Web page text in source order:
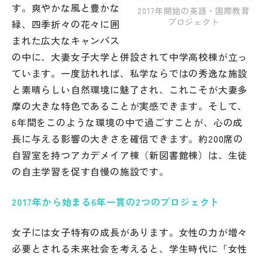
学校HP最新情報
特集
NettyLandかわら版
その他
お問い合わせ
個人情報保護方針
サイトマップ
2017年開始の英語・国際教育
プロジェクト
す。爽やかな風と豊かな
緑、四季折々の花々に囲
まれた広大なキャンパス
の中に、大妻女子大学と併設されて中学高校棟が立っ
ています。一度訪れれば、私学ならではの秀逸な施設
と素晴らしい自然環境に魅了され、これこそが大妻多
摩の大きな特色であることが実感できます。そして、
6年間をこのような環境の中で過ごすことが、心の成
長に与える影響の大きさを確信できます。約200席の
自習室を持つアカデメイア棟（新図書館棟）は、生徒
の自主学習を促す自慢の施設です。
2017年から始まる6年一貫の2つのプロジェクト
女子には女子特有の成長があります。女性の力が増々
必要とされる未来社会を考えると、学生時代に「女性